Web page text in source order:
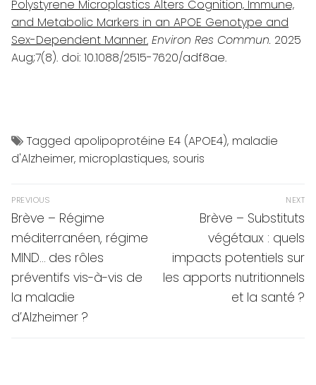
Polystyrene Microplastics Alters Cognition, Immune,
and Metabolic Markers in an APOE Genotype and
Sex-Dependent Manner. Environ Res Commun. 2025
Aug;7(8). doi: 10.1088/2515-7620/adf8ae.
Tagged apolipoprotéine E4 (APOE4), maladie
d'Alzheimer, microplastiques, souris
Navigation
de
l’article
PREVIOUS
Previous
post:
Brève – Régime
méditerranéen, régime
MIND… des rôles
préventifs vis-à-vis de
la maladie
d’Alzheimer ?
NEXT
Next
post:
Brève – Substituts
végétaux : quels
impacts potentiels sur
les apports nutritionnels
et la santé ?